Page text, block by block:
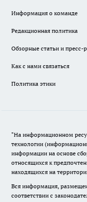
Информация о команде
Редакционная политика
Обзорные статьи и пресс-
Как с нами связаться
Политика этики
"На информационном
технологии
информации на основе
относящихся к
находящихся на
Вся информация,
соответствии с